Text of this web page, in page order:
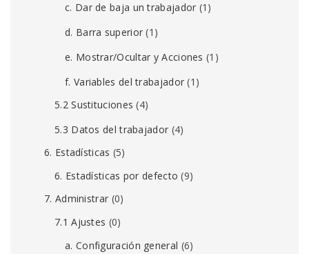
c. Dar de baja un trabajador (1)
d. Barra superior (1)
e. Mostrar/Ocultar y Acciones (1)
f. Variables del trabajador (1)
5.2 Sustituciones (4)
5.3 Datos del trabajador (4)
6. Estadísticas (5)
6. Estadísticas por defecto (9)
7. Administrar (0)
7.1 Ajustes (0)
a. Configuración general (6)